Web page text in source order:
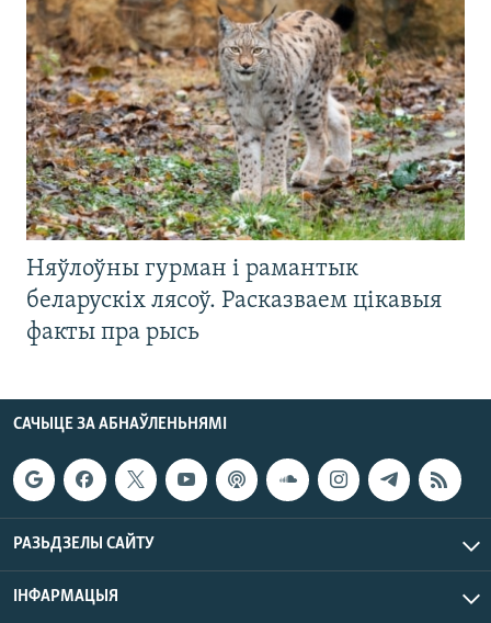
Няўлоўны гурман і рамантык
беларускіх лясоў. Расказваем цікавыя
факты пра рысь
САЧЫЦЕ ЗА АБНАЎЛЕНЬНЯМІ
РАЗЬДЗЕЛЫ САЙТУ
ІНФАРМАЦЫЯ